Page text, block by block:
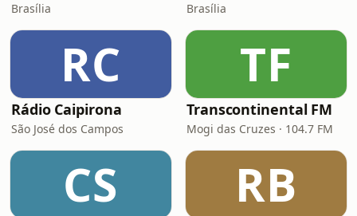
Brasília Brasília
RC
Rádio Caipirona
São José dos Campos
TF
Transcontinental FM
Mogi das Cruzes · 104.7 FM
CS RB